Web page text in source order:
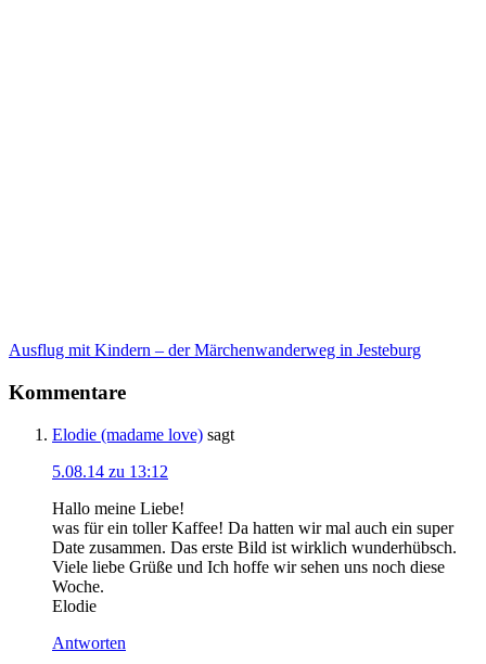
Ausflug mit Kindern – der Märchenwanderweg in Jesteburg
Kommentare
Elodie (madame love) sagt
5.08.14 zu 13:12
Hallo meine Liebe!
was für ein toller Kaffee! Da hatten wir mal auch ein super
Date zusammen. Das erste Bild ist wirklich wunderhübsch.
Viele liebe Grüße und Ich hoffe wir sehen uns noch diese
Woche.
Elodie
Antworten